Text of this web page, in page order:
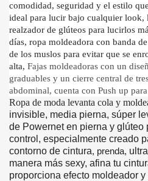
comodidad, seguridad y el estilo
ideal para lucir bajo cualquier look,
realzador de glúteos para lucirlos
días, ropa moldeadora con banda
de los muslos para evitar que se
alta, Fajas moldeadoras con un
graduables y un cierre central de
abdominal, cuenta con Push up
Ropa de moda levanta cola y
invisible, media pierna, súper
de Powernet en pierna y glúteo
control, especialmente creado
contorno de cintura, prenda,
manera más sexy, afina tu
proporciona efecto moldeador